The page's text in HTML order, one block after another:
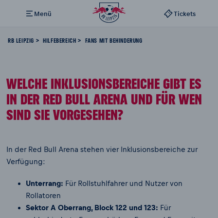
Menü Tickets
RB LEIPZIG HILFEBEREICH FANS MIT BEHINDERUNG
WELCHE INKLUSIONSBEREICHE GIBT ES
IN DER RED BULL ARENA UND FÜR WEN
SIND SIE VORGESEHEN?
In der Red Bull Arena stehen vier Inklusionsbereiche zur
Verfügung:
Unterrang: Für Rollstuhlfahrer und Nutzer von
Rollatoren
Sektor A Oberrang, Block 122 und 123: Für